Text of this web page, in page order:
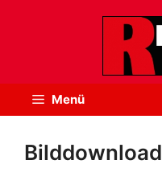
Menü
Bilddownload